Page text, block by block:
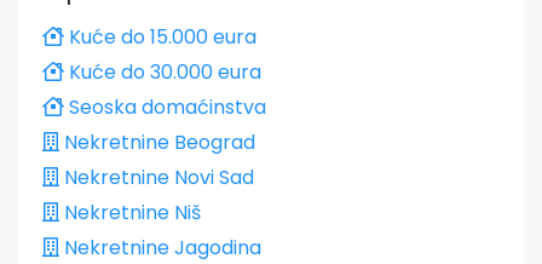
Kuće do 15.000 eura
Kuće do 30.000 eura
Seoska domaćinstva
Nekretnine Beograd
Nekretnine Novi Sad
Nekretnine Niš
Nekretnine Jagodina